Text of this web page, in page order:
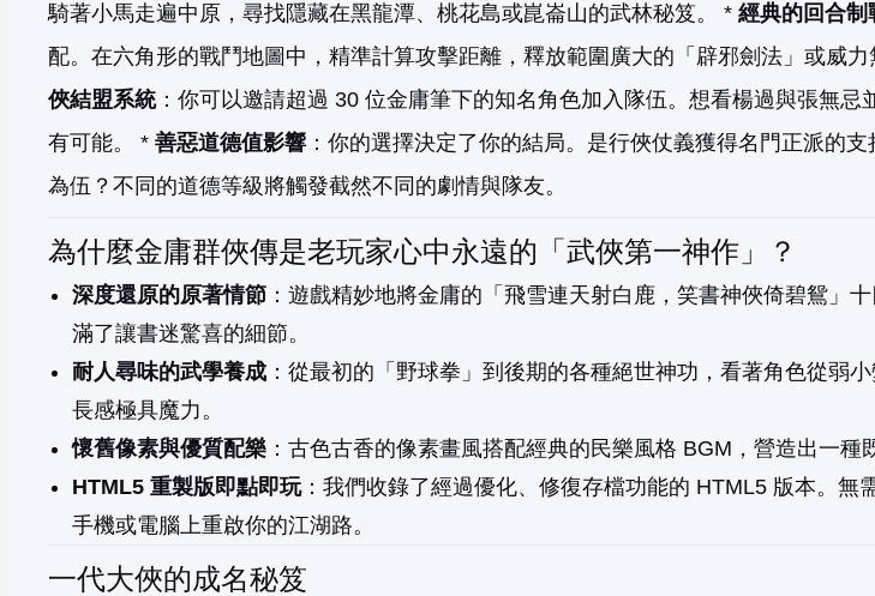
騎著小馬走遍中原，尋找隱藏在黑龍潭、桃花島或崑崙山的武林秘笈。 * 經典的回合制
配。在六角形的戰鬥地圖中，精準計算攻擊距離，釋放範圍廣大的「辟邪劍法」或威
俠結盟系統：你可以邀請超過 30 位金庸筆下的知名角色加入隊伍。想看楊過與張無忌
有可能。 * 善惡道德值影響 ：你的選擇決定了你的結局。是行俠仗義獲得名門正派的
為伍？不同的道德等級將觸發截然不同的劇情與隊友。
為什麼金庸群俠傳是老玩家心中永遠的「武俠第一神作」？
深度還原的原著情節 ：遊戲精妙地將金庸的「飛雪連天射白鹿，笑書神俠倚碧鴛」
滿了讓書迷驚喜的細節。
耐人尋味的武學養成 ：從最初的「野球拳」到後期的各種絕世神功，看著角色從弱
長感極具魔力。
懷舊像素與優質配樂 ：古色古香的像素畫風搭配經典的民樂風格 BGM，營造出一種
HTML5 重製版即點即玩：我們收錄了經過優化、修復存檔功能的 HTML5 版本。無
手機或電腦上重啟你的江湖路。
一代大俠的成名秘笈